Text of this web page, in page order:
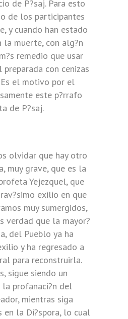
de P?saj. Para esto
de los participantes
y cuando han estado
la muerte, con alg?n
remedio que usar
con cenizas
el motivo por el
este p?rrafo
de P?saj.
olvidar que hay otro
muy grave, que es la
Yejezquel, que
exilio en que
muy sumergidos,
verdad que la mayor?
del Pueblo ya ha
y ha regresado a
para reconstruirla.
sigue siendo un
profanaci?n del
mientras siga
en la Di?spora, lo cual